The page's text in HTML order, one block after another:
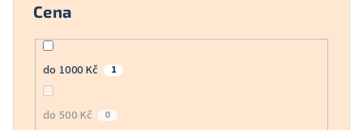
Cena
do 1000 Kč 1
do 500 Kč 0